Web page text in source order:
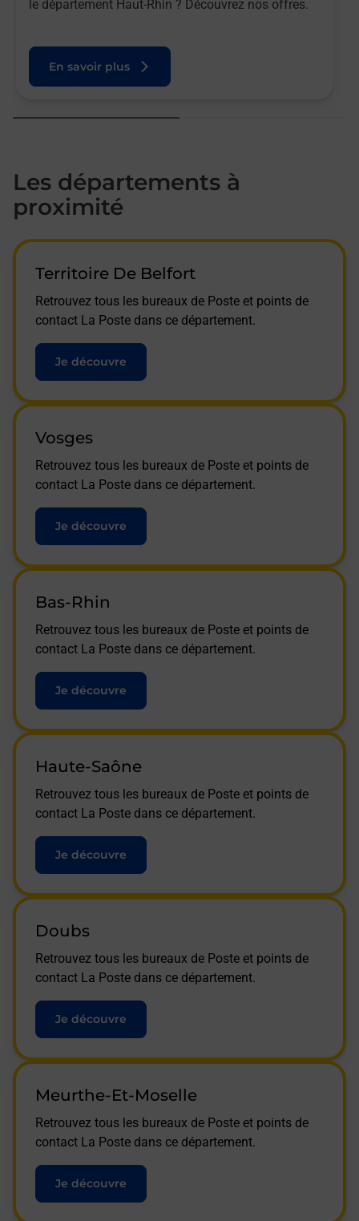
le département Haut-Rhin ? Découvrez nos offres.
En savoir plus
Les départements à
proximité
Territoire De Belfort
Retrouvez tous les bureaux de Poste et points de
contact La Poste dans ce département.
Je découvre
Vosges
Retrouvez tous les bureaux de Poste et points de
contact La Poste dans ce département.
Je découvre
Bas-Rhin
Retrouvez tous les bureaux de Poste et points de
contact La Poste dans ce département.
Je découvre
Haute-Saône
Retrouvez tous les bureaux de Poste et points de
contact La Poste dans ce département.
Je découvre
Doubs
Retrouvez tous les bureaux de Poste et points de
contact La Poste dans ce département.
Je découvre
Meurthe-Et-Moselle
Retrouvez tous les bureaux de Poste et points de
contact La Poste dans ce département.
Je découvre